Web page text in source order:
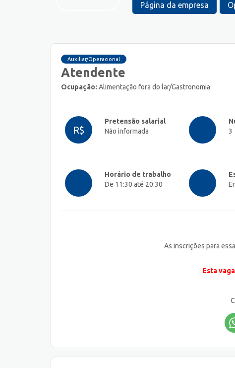
Página da empresa
Auxiliar/Operacional
Atendente
Ocupação: Alimentação fora do lar/Gastronomia
R$
Pretensão salarial
Não informada
3
Horário de trabalho
De 11:30 até 20:30
As inscrições para
Esta